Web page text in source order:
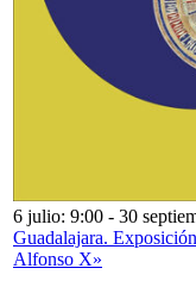
6 julio: 9:00 - 30
Guadalajara.
Alfonso X»